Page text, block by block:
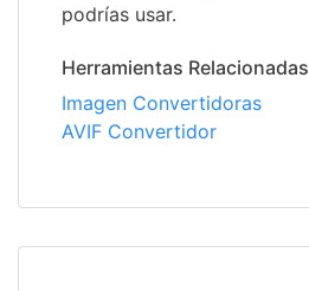
podrías usar.
Herramientas Relacionadas
Imagen Convertidoras
AVIF Convertidor